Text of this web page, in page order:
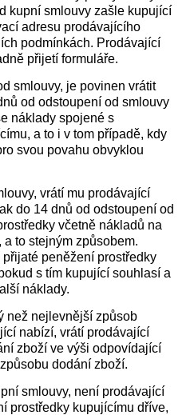
kupní smlouvy zašle kupující
adresu prodávajícího
podmínkách. Prodávající
přijetí formuláře.
smlouvy, je povinen vrátit
od odstoupení od smlouvy
náklady spojené s
a to i v tom případě, kdy
svou povahu obvyklou
vrátí mu prodávající
do 14 dnů od odstoupení od
včetně nákladů na
to stejným způsobem.
peněžení prostředky
s tím kupující souhlasí a
náklady.
než nejlevnější způsob
nabízí, vrátí prodávající
zboží ve výši odpovídající
dodání zboží.
smlouvy, není prodávající
prostředky kupujícímu dříve,